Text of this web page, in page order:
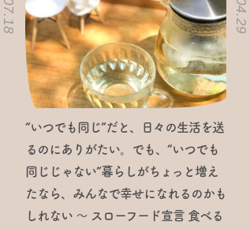
“いつでも同じ”だと、日々の生活を送
るのにありがたい。でも、“いつでも
同じじゃない”暮らしがちょっと増え
たなら、みんなで幸せになれるのかも
しれない ～ スローフード宣言 食べる